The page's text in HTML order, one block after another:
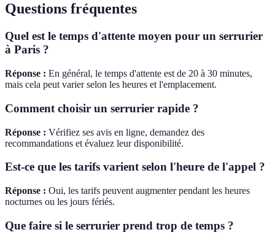
Questions fréquentes
Quel est le temps d'attente moyen pour un serrurier
à Paris ?
Réponse : En général, le temps d'attente est de 20 à 30 minutes,
mais cela peut varier selon les heures et l'emplacement.
Comment choisir un serrurier rapide ?
Réponse : Vérifiez ses avis en ligne, demandez des
recommandations et évaluez leur disponibilité.
Est-ce que les tarifs varient selon l'heure de l'appel ?
Réponse : Oui, les tarifs peuvent augmenter pendant les heures
nocturnes ou les jours fériés.
Que faire si le serrurier prend trop de temps ?